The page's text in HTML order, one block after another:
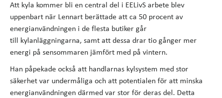
Att kyla kommer bli en central del i EELivS arbete blev
uppenbart när Lennart berättade att ca 50 procent av
energianvändningen i de flesta butiker går
till kylanläggningarna, samt att dessa drar tio gånger mer
energi på sensommaren jämfört med på vintern.
Han påpekade också att handlarnas kylsystem med stor
säkerhet var undermåliga och att potentialen för att minska
energianvändningen därmed var stor för deras del. Detta